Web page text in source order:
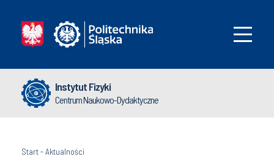
Instytut Fizyki
Centrum Naukowo-Dydaktyczne
Start-Aktualności